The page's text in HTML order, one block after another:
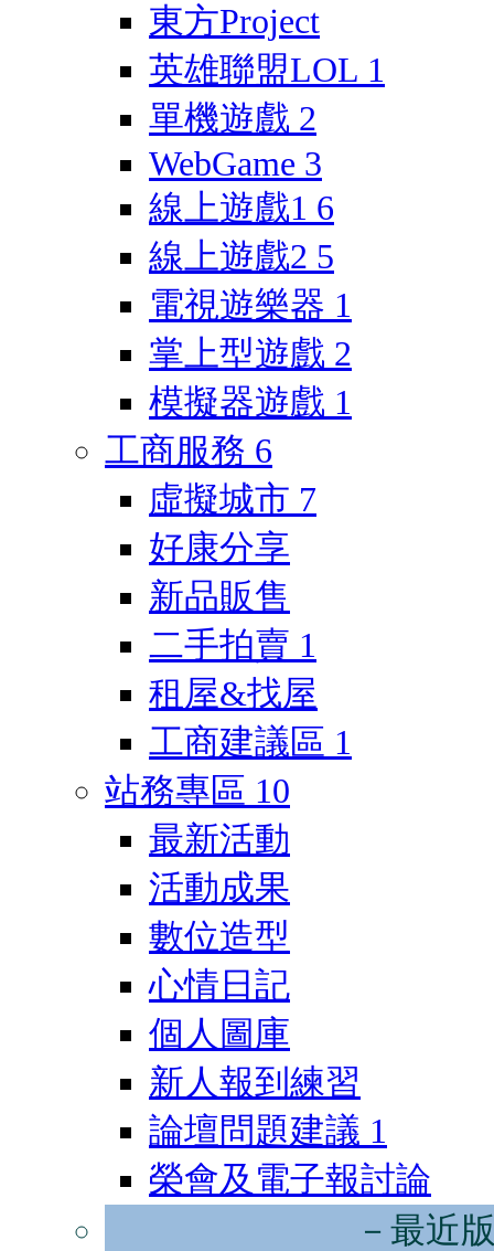
東方Project
英雄聯盟LOL 1
單機遊戲 2
WebGame 3
線上遊戲1 6
線上遊戲2 5
電視遊樂器 1
掌上型遊戲 2
模擬器遊戲 1
工商服務 6
虛擬城市 7
好康分享
新品販售
二手拍賣 1
租屋&找屋
工商建議區 1
站務專區 10
最新活動
活動成果
數位造型
心情日記
個人圖庫
新人報到練習
論壇問題建議 1
榮會及電子報討論
－最近